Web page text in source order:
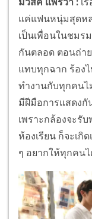
แค่แฟนหนุ่มสุดหล่
เป็นเพื่อนในชมร
กันตลอด ตอนถ่า
แทบทุกฉาก ร้อง
ทำงานกับทุกคนไ
มีฝีมือการแสดงกั
เพราะกล้องจะรั
ห้องเรียน ก็จะเกิ
ๆ อยากให้ทุกคน